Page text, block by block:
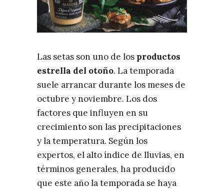
RECOMENDACIONES
Las setas son uno de los productos
estrella del otoño. La temporada
suele arrancar durante los meses de
octubre y noviembre. Los dos
factores que influyen en su
crecimiento son las precipitaciones
y la temperatura. Según los
expertos, el alto índice de lluvias, en
términos generales, ha producido
que este año la temporada se haya